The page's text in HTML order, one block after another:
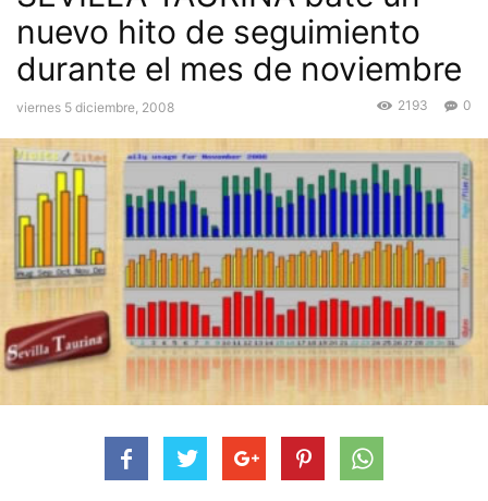
nuevo hito de seguimiento
durante el mes de noviembre
viernes 5 diciembre, 2008 0
2193